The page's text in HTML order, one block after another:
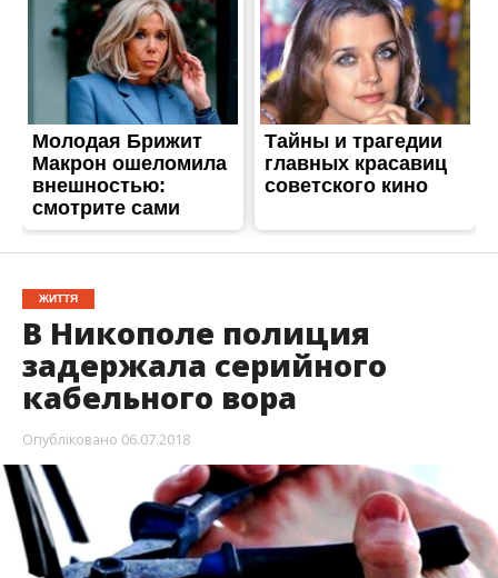
В Никополе полиция
задержала серийного
кабельного вора
Опубліковано06.07.2018
В Никополе полиция задержала серийного
кабельного вора. В течение двух месяцев
злоумышленник орудовал в городе.
Об этом
Информаторусообщили в пресс-службе
полиции Днепра. 27 июня уголовное
производство направлено в суд.